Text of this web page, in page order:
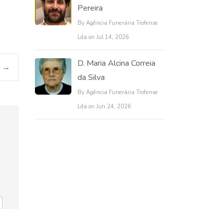
→
Pereira
By Agência Funerária Trofense
Lda on Jul 14, 2026
D. Maria Alcina Correia
da Silva
By Agência Funerária Trofense
Lda on Jun 24, 2026